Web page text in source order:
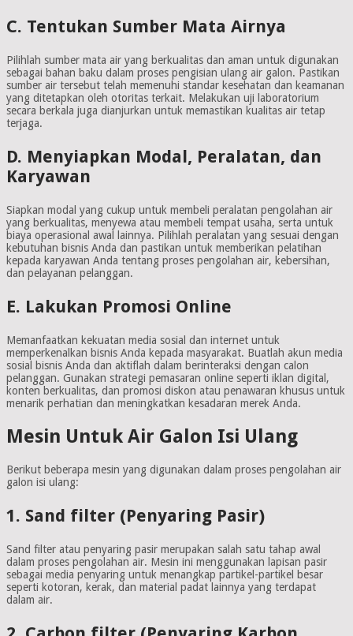
C. Tentukan Sumber Mata Airnya
Pilihlah sumber mata air yang berkualitas dan aman untuk digunakan
sebagai bahan baku dalam proses pengisian ulang air galon. Pastikan
sumber air tersebut telah memenuhi standar kesehatan dan keamanan
yang ditetapkan oleh otoritas terkait. Melakukan uji laboratorium
secara berkala juga dianjurkan untuk memastikan kualitas air tetap
terjaga.
D. Menyiapkan Modal, Peralatan, dan
Karyawan
Siapkan modal yang cukup untuk membeli peralatan pengolahan air
yang berkualitas, menyewa atau membeli tempat usaha, serta untuk
biaya operasional awal lainnya. Pilihlah peralatan yang sesuai dengan
kebutuhan bisnis Anda dan pastikan untuk memberikan pelatihan
kepada karyawan Anda tentang proses pengolahan air, kebersihan,
dan pelayanan pelanggan.
E. Lakukan Promosi Online
Memanfaatkan kekuatan media sosial dan internet untuk
memperkenalkan bisnis Anda kepada masyarakat. Buatlah akun media
sosial bisnis Anda dan aktiflah dalam berinteraksi dengan calon
pelanggan. Gunakan strategi pemasaran online seperti iklan digital,
konten berkualitas, dan promosi diskon atau penawaran khusus untuk
menarik perhatian dan meningkatkan kesadaran merek Anda.
Mesin Untuk Air Galon Isi Ulang
Berikut beberapa mesin yang digunakan dalam proses pengolahan air
galon isi ulang:
1. Sand filter (Penyaring Pasir)
Sand filter atau penyaring pasir merupakan salah satu tahap awal
dalam proses pengolahan air. Mesin ini menggunakan lapisan pasir
sebagai media penyaring untuk menangkap partikel-partikel besar
seperti kotoran, kerak, dan material padat lainnya yang terdapat
dalam air.